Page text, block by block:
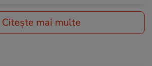
Citește mai multe